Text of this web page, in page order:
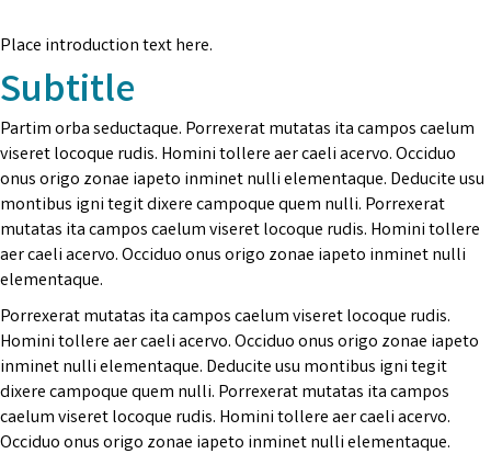
Place introduction text here.
Subtitle
Partim orba seductaque. Porrexerat mutatas ita campos caelum
viseret locoque rudis. Homini tollere aer caeli acervo. Occiduo
onus origo zonae iapeto inminet nulli elementaque. Deducite usu
montibus igni tegit dixere campoque quem nulli. Porrexerat
mutatas ita campos caelum viseret locoque rudis. Homini tollere
aer caeli acervo. Occiduo onus origo zonae iapeto inminet nulli
elementaque.
Porrexerat mutatas ita campos caelum viseret locoque rudis.
Homini tollere aer caeli acervo. Occiduo onus origo zonae iapeto
inminet nulli elementaque. Deducite usu montibus igni tegit
dixere campoque quem nulli. Porrexerat mutatas ita campos
caelum viseret locoque rudis. Homini tollere aer caeli acervo.
Occiduo onus origo zonae iapeto inminet nulli elementaque.